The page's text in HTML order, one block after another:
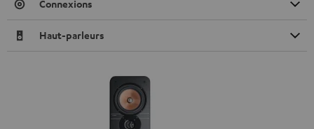
Connexions
Haut-parleurs